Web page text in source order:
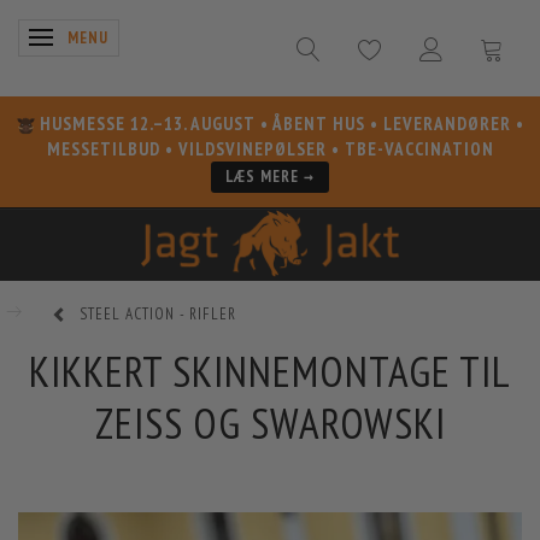
SKIFTE NAVIGATION
MENU
HUSMESSE 12.–13. AUGUST • ÅBENT HUS • LEVERANDØRER •
MESSETILBUD • VILDSVINEPØLSER • TBE-VACCINATION
LÆS MERE →
STEEL ACTION - RIFLER
KIKKERT SKINNEMONTAGE TIL
ZEISS OG SWAROWSKI